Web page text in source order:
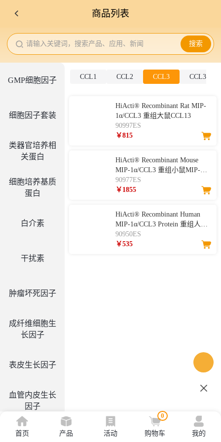
商品列表
请输入关键词，搜索产品、应用、新闻 搜索
GMP细胞因子
细胞因子套装
类器官培养相
关蛋白
细胞培养基质
蛋白
白介素
干扰素
肿瘤坏死因子
成纤维细胞生
长因子
表皮生长因子
血管内皮生长
因子
集落刺激因子
CCL1 CCL2 CCL3 CCL3L1
HiActi® Recombinant Rat MIP-
1α/CCL3 重组大鼠CCL13
90997ES
￥815
HiActi® Recombinant Mouse
MIP-1α/CCL3 重组小鼠MIP-
1α/CCL3
90977ES
￥1855
HiActi® Recombinant Human
MIP-1α/CCL3 Protein 重组人
MIP-1α/CCL3
90950ES
￥535
首页 产品 活动
0
购物车 我的